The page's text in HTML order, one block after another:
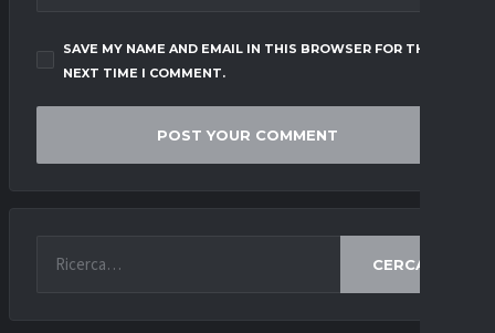
SAVE MY NAME AND EMAIL IN THIS BROWSER FOR THE
NEXT TIME I COMMENT.
CERCA